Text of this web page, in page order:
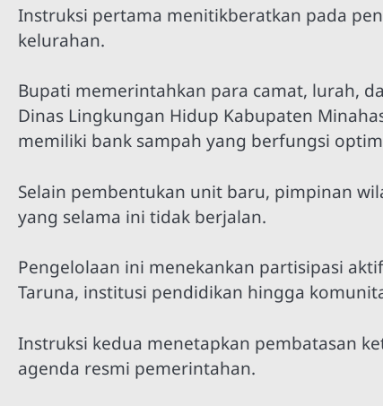
Instruksi pertama menitikberatkan pada
kelurahan.
Bupati memerintahkan para camat, lurah,
Dinas Lingkungan Hidup Kabupaten
memiliki bank sampah yang berfungsi
Selain pembentukan unit baru, pimpinan
yang selama ini tidak berjalan.
Pengelolaan ini menekankan partisipasi
Taruna, institusi pendidikan hingga
Instruksi kedua menetapkan pembatasan
agenda resmi pemerintahan.